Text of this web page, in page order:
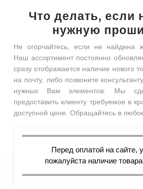
Что делать, если
нужную
Не огорчайтесь, если не найдена
Наш ассортимент постоянно
сразу отображается наличие нового
на почту, либо позвоните
нужных Вам элементов. Мы
предоставить клиенту требуемое в
доступной цене. Обращайтесь в
Перед оплатой на сайте,
пожалуйста наличие